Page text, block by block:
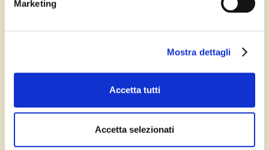
Marketing
Mostra dettagli
Accetta tutti
Accetta selezionati
Qualunque sia la sfida in materia di Ambiente,
Sicurezza, Sostenibilità e Formazione, sapremo trovare
una soluzione su misura per lo sviluppo della tua